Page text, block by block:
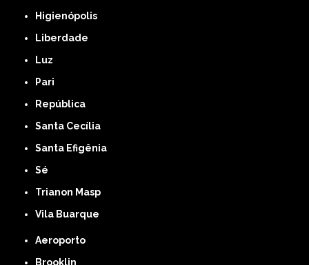
Higienópolis
Liberdade
Luz
Pari
República
Santa Cecília
Santa Efigênia
Sé
Trianon Masp
Vila Buarque
Aeroporto
Brooklin